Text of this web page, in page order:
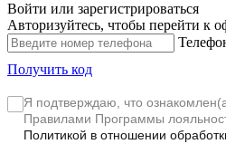
Войти или зарегистрироваться
Авторизуйтесь, чтобы перейти к
Получить код
Я подтверждаю, что
Правилами Программы
Политикой в отношении